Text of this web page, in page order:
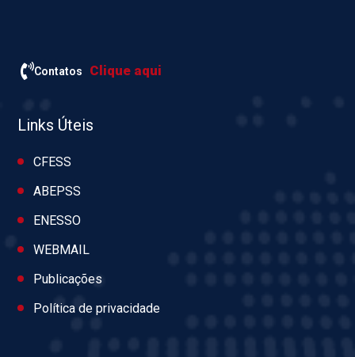
Contatos Clique aqui
Links Úteis
CFESS
ABEPSS
ENESSO
WEBMAIL
Publicações
Política de privacidade